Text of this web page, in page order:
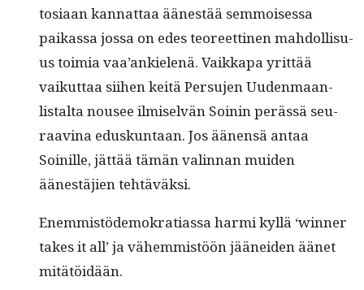
tosi­aan kan­nat­taa äänestää sem­moi­ses­sa
paikas­sa jos­sa on edes teo­reet­ti­nen mah­dol­lisu­
us toimia vaa’ankie­lenä. Vaikka­pa yrit­tää
vaikut­taa siihen keitä Per­su­jen Uuden­maan-
listal­ta nousee ilmi­selvän Soinin perässä seu­
raav­ina eduskun­taan. Jos äänen­sä antaa
Soinille, jät­tää tämän valin­nan muiden
äänestäjien tehtäväksi.
Enem­mistödemokra­ti­as­sa har­mi kyl­lä ‘win­ner
takes it all’ ja vähem­mistöön jäänei­den äänet
mitätöidään.